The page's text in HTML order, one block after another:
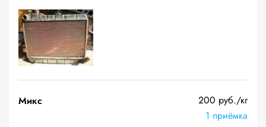
Микс
200 руб./кг
1 приёмка